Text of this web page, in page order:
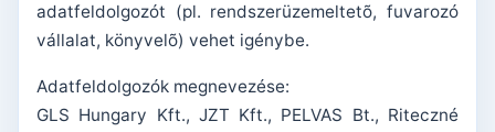
adatfeldolgozót (pl. rendszerüzemeltetõ, fuvarozó
vállalat, könyvelõ) vehet igénybe.
Adatfeldolgozók megnevezése:
GLS Hungary Kft., JZT Kft., PELVAS Bt., Riteczné